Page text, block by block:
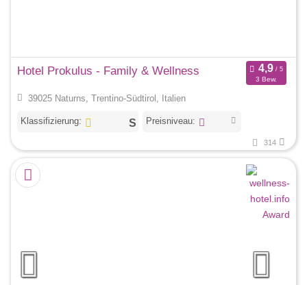
Hotel Prokulus - Family & Wellness
3 Bew.
39025 Naturns, Trentino-Südtirol, Italien
Klassifizierung: Preisniveau:
314